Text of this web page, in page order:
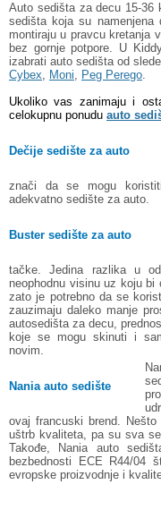
Auto sedišta za decu 15-36
sedišta koja su
montiraju u pravcu kretanja
bez gornje potpore. U
izabrati auto sedišta od
Cybex, Moni, Peg Perego.
Ukoliko vas zanimaju i
celokupnu ponudu auto
Dečije sedište za auto
znači da se mogu
adekvatno sedište za auto.
Buster sedište za auto
tačke. Jedina razlika u
neophodnu visinu uz koju
zato je potrebno da se
zauzimaju daleko manje
autosedišta za decu,
koje se mogu skinuti i
novim.
Nania auto sedište
ovaj francuski brend.
uštrb kvaliteta, pa su sva
Takođe, Nania auto
bezbednosti ECE R44/04
evropske proizvodnje i